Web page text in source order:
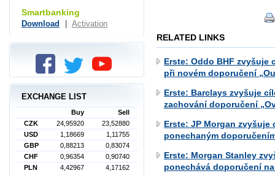
RELATED LINKS
Erste: Oddo BHF zvyšuje
při novém doporučení
Erste: Barclays zvyšuje
zachování doporučení
Erste: JP Morgan zvyšuje
ponechaným
Erste: Morgan Stanley
ponechává doporučení
Smartbanking
Download Activation
EXCHANGE LIST
Buy
Sell
CZK
24,95920
23,52880
USD
1,18669
1,11755
GBP
0,88213
0,83074
CHF
0,96354
0,90740
PLN
4,42967 4,17162